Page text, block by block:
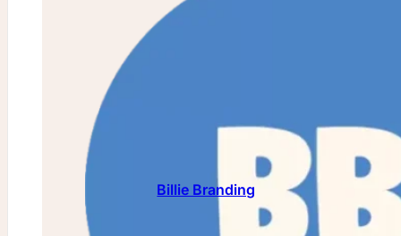
Billie Branding